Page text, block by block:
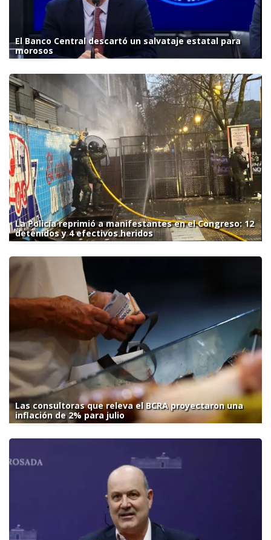
El Banco Central descartó un salvataje estatal para
morosos
La Policía reprimió a manifestantes en el Congreso: 12
detenidos y 4 efectivos heridos
Las consultoras que releva el BCRA proyectaron una
inflación de 2% para julio